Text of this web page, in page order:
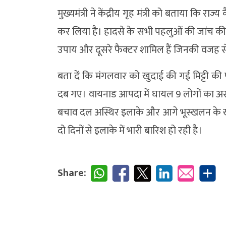
मुख्यमंत्री ने केंद्रीय गृह मंत्री को बताया कि
कर लिया है। हादसे के सभी पहलुओं की जांच की
उपाय और दूसरे फैक्टर शामिल हैं जिनकी वजह
बता दें कि मंगलवार को खुदाई की गई मिट्टी
दब गए। वायनाड आपदा में घायल 9 लोगों का
बचाव दल अस्थिर इलाके और आगे भूस्खलन के
दो दिनों से इलाके में भारी बारिश हो रही है।
Share: